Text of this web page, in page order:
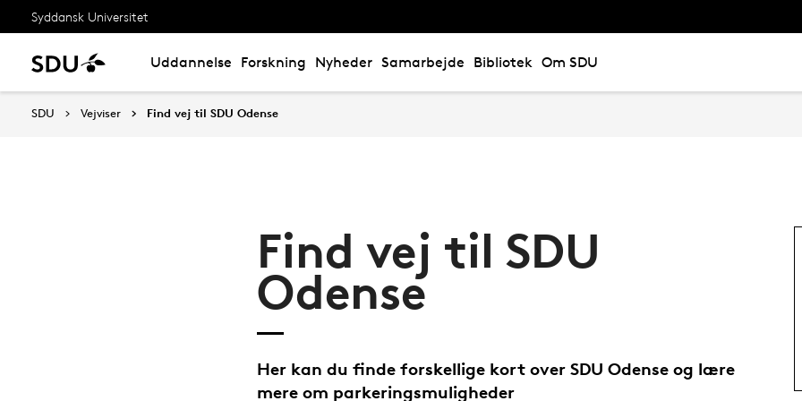
Syddansk Universitet
Uddannelse Forskning Nyheder Samarbejde Bibliotek Om SDU
SDU Vejviser Find vej til SDU Odense
Find vej til SDU
Odense
Her kan du finde forskellige kort over SDU Odense og lære
mere om parkeringsmuligheder